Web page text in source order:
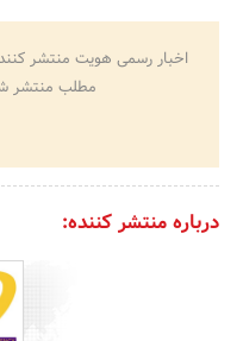
اخبار رسمی هویت منتشر
مطلب منتشر
درباره منتشر کننده: